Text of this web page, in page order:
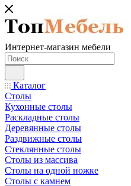
Интернет-магазин мебели
Каталог
Столы
Кухонные столы
Раскладные столы
Деревянные столы
Раздвижные столы
Стеклянные столы
Столы из массива
Столы на одной ножке
Столы с камнем